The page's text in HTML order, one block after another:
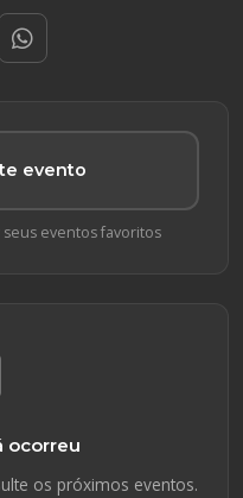
evento
seus eventos favoritos
ocorreu
os próximos eventos.